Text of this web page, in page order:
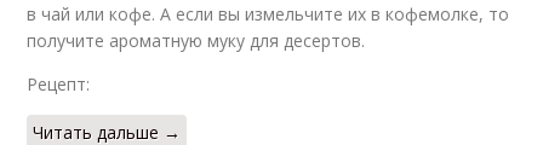
в чай или кофе. А если вы измельчите их в кофемолке, то
получите ароматную муку для десертов.
Рецепт:
Читать дальше →